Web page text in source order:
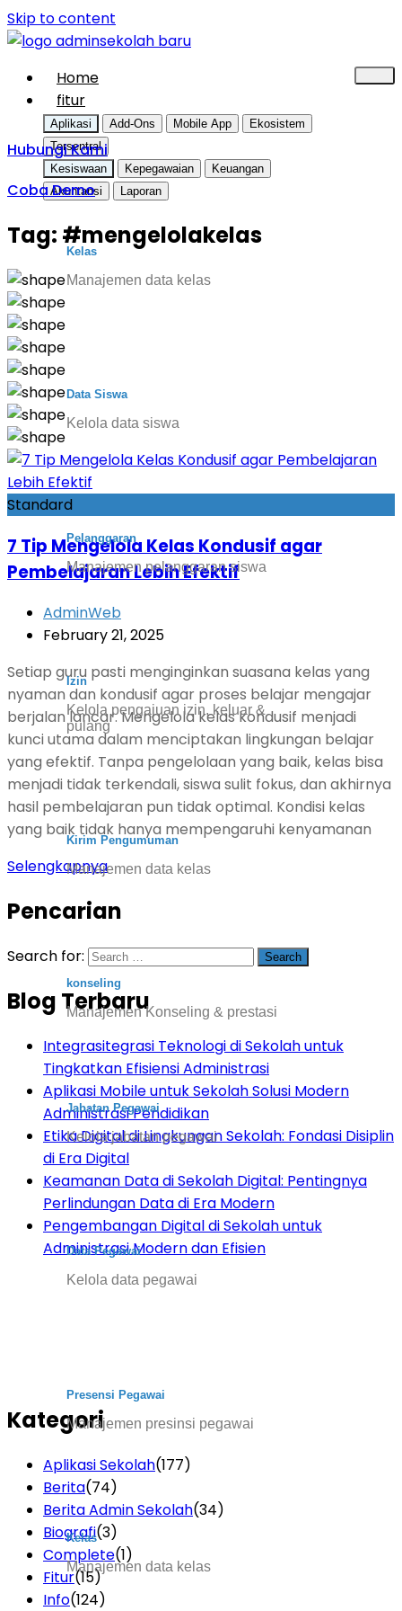
Skip to content
Home
fitur
Aplikasi Add-Ons Mobile App
Ekosistem
Tersentral
Kesiswaan
Kepegawaian
Keuangan
Akuntansi
Laporan
Kelas
Manajemen data kelas
Data Siswa
Kelola data siswa
Pelanggaran
Manajemen pelanggaran siswa
Izin
Kelola pengajuan izin, keluar &
pulang
Kirim Pengumuman
Manajemen data kelas
konseling
Manajemen Konseling & prestasi
Jabatan Pegawai
Kelola jabatan pegawai
Data Pegawai
Kelola data pegawai
Presensi Pegawai
Manajemen presinsi pegawai
Kelas
Manajemen data kelas
Hubungi Kami
Coba Demo
Tag: #mengelolakelas
Standard
7 Tip Mengelola Kelas Kondusif agar
Pembelajaran Lebih Efektif
AdminWeb
February 21, 2025
Setiap guru pasti menginginkan suasana kelas yang
nyaman dan kondusif agar proses belajar mengajar
berjalan lancar. Mengelola kelas kondusif menjadi
kunci utama dalam menciptakan lingkungan belajar
yang efektif. Tanpa pengelolaan yang baik, kelas bisa
menjadi tidak terkendali, siswa sulit fokus, dan akhirnya
hasil pembelajaran pun tidak optimal. Kondisi kelas
yang baik tidak hanya mempengaruhi kenyamanan
Selengkapnya
Pencarian
Search for:
Blog Terbaru
Integrasitegrasi Teknologi di Sekolah untuk
Tingkatkan Efisiensi Administrasi
Aplikasi Mobile untuk Sekolah Solusi Modern
Administrasi Pendidikan
Etika Digital di Lingkungan Sekolah: Fondasi Disiplin
di Era Digital
Keamanan Data di Sekolah Digital: Pentingnya
Perlindungan Data di Era Modern
Pengembangan Digital di Sekolah untuk
Administrasi Modern dan Efisien
Kategori
Aplikasi Sekolah(177)
Berita(74)
Berita Admin Sekolah(34)
Biografi(3)
Complete(1)
Fitur(15)
Info(124)